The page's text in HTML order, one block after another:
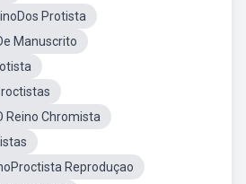
Protista
Manuscrito
Reino Chromista
Reproduçao